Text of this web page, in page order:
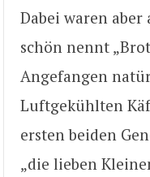
Dabei waren aber
schön nennt
Angefangen
Luftgekühlten
ersten beiden
„die lieben